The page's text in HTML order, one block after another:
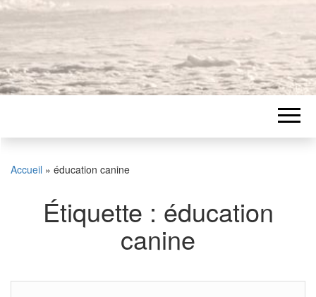
Accueil » éducation canine
Étiquette : éducation
canine